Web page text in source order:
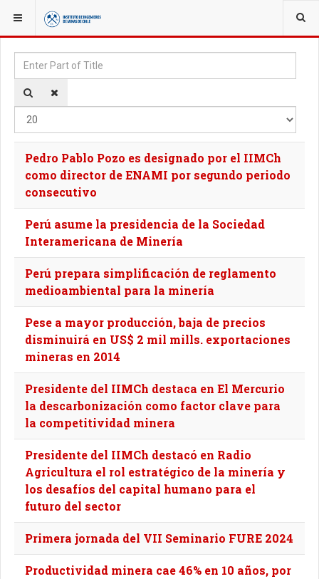
YOU ARE HERE: TAGS
Enter Part of Title
Pedro Pablo Pozo es designado por el IIMCh
como director de ENAMI por segundo periodo
consecutivo
Perú asume la presidencia de la Sociedad
Interamericana de Minería
Perú prepara simplificación de reglamento
medioambiental para la minería
Pese a mayor producción, baja de precios
disminuirá en US$ 2 mil mills. exportaciones
mineras en 2014
Presidente del IIMCh destaca en El Mercurio
la descarbonización como factor clave para
la competitividad minera
Presidente del IIMCh destacó en Radio
Agricultura el rol estratégico de la minería y
los desafíos del capital humano para el
futuro del sector
Primera jornada del VII Seminario FURE 2024
Productividad minera cae 46% en 10 años, por